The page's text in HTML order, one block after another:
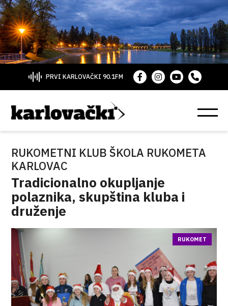
PRVI KARLOVAČKI 90.1FM
RUKOMETNI KLUB ŠKOLA RUKOMETA
KARLOVAC
Tradicionalno okupljanje
polaznika, skupština kluba i
druženje
RUKOMET